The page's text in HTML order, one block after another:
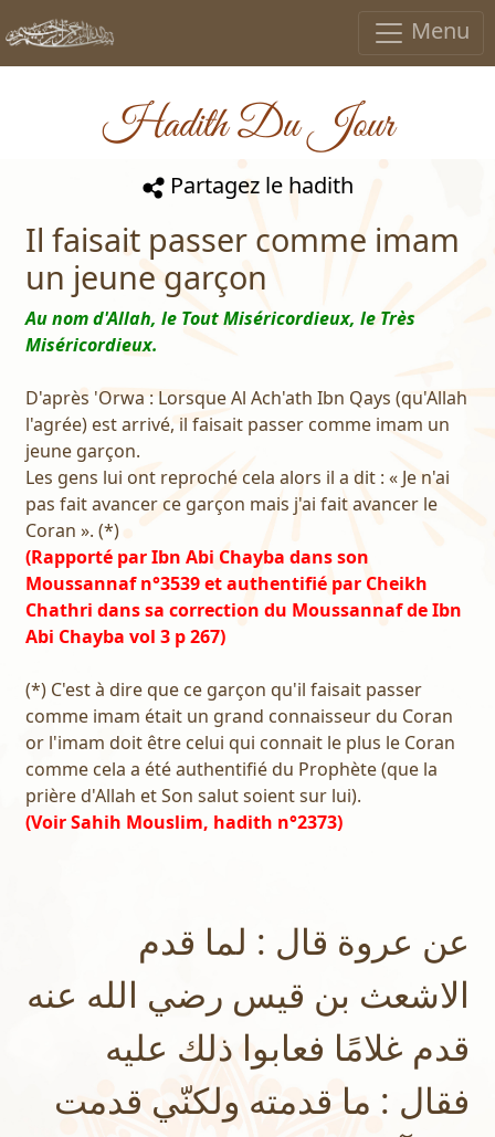
Menu
Hadith Du Jour
Partagez le hadith
Il faisait passer comme imam
un jeune garçon
Au nom d'Allah, le Tout Miséricordieux, le Très
Miséricordieux.
D'après 'Orwa : Lorsque Al Ach'ath Ibn Qays (qu'Allah
l'agrée) est arrivé, il faisait passer comme imam un
jeune garçon.
Les gens lui ont reproché cela alors il a dit : « Je n'ai
pas fait avancer ce garçon mais j'ai fait avancer le
Coran ». (*)
(Rapporté par Ibn Abi Chayba dans son
Moussannaf n°3539 et authentifié par Cheikh
Chathri dans sa correction du Moussannaf de Ibn
Abi Chayba vol 3 p 267)
(*) C'est à dire que ce garçon qu'il faisait passer
comme imam était un grand connaisseur du Coran
or l'imam doit être celui qui connait le plus le Coran
comme cela a été authentifié du Prophète (que la
prière d'Allah et Son salut soient sur lui).
(Voir Sahih Mouslim, hadith n°2373)
عن عروة قال : لما قدم
الاشعث بن قيس رضي الله عنه
قدم غلامًا فعابوا ذلك عليه
فقال : ما قدمته ولكنّي قدمت